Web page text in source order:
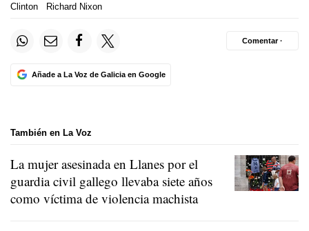
Clinton
Richard Nixon
Añade a La Voz de Galicia en Google
Comentar ·
También en La Voz
La mujer asesinada en Llanes por el
guardia civil gallego llevaba siete años
como víctima de violencia machista